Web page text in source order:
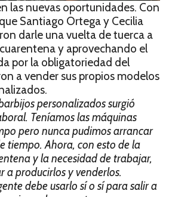
las nuevas oportunidades. Con
Santiago Ortega y Cecilia
darle una vuelta de tuerca a
y aprovechando el
por la obligatoriedad del
a vender sus propios modelos
personalizados surgió
Teníamos las máquinas
pero nunca pudimos arrancar
tiempo. Ahora, con esto de la
y la necesidad de trabajar,
a producirlos y venderlos.
debe usarlo sí o sí para salir a